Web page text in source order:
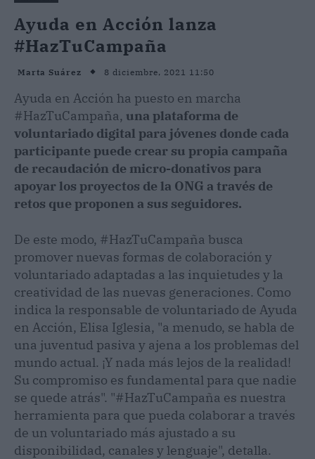
Ayuda en Acción lanza
#HazTuCampaña
Marta Suárez 8 diciembre, 2021 11:50
Ayuda en Acción ha puesto en marcha
#HazTuCampaña, una plataforma de
voluntariado digital para jóvenes donde cada
participante puede crear su propia campaña
de recaudación de micro-donativos para
apoyar los proyectos de la ONG a través de
retos que proponen a sus seguidores.
De este modo, #HazTuCampaña busca
promover nuevas formas de colaboración y
voluntariado adaptadas a las inquietudes y la
creatividad de las nuevas generaciones. Como
indica la responsable de voluntariado de Ayuda
en Acción, Elisa Iglesia, "a menudo, se habla de
una juventud pasiva y ajena a los problemas del
mundo actual. ¡Y nada más lejos de la realidad!
Su compromiso es fundamental para que nadie
se quede atrás". "#HazTuCampaña es nuestra
herramienta para que pueda colaborar a través
de un voluntariado más ajustado a su
disponibilidad, canales y lenguaje", detalla.